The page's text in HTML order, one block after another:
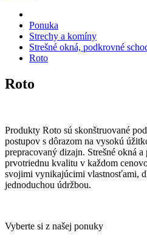
Ponuka
Strechy a komíny
Strešné okná, podkrovné
Roto
Roto
Produkty Roto sú skonštruované
postupov s dôrazom na vysokú
prepracovaný dizajn. Strešné okná
prvotriednu kvalitu v každom
svojimi vynikajúcimi vlastnosťami,
jednoduchou údržbou.
Vyberte si z našej ponuky